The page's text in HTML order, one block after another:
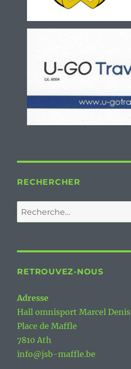
RECHERCHER
Recherche
pour :
RETROUVEZ-NOUS
Adresse
Hall omnisport Marcel Denis
Place de Maffle
7810 Ath
info@jsb-maffle.be